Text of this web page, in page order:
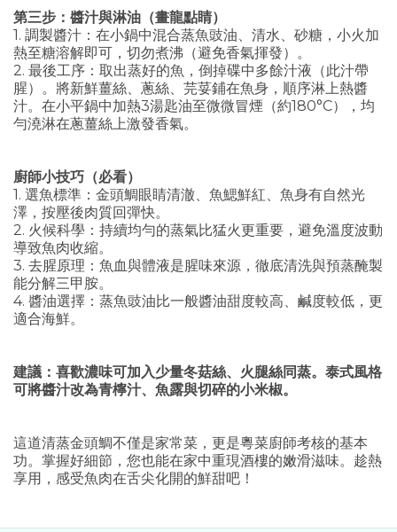
第三步：醬汁與淋油（畫龍點睛）
1. 調製醬汁：在小鍋中混合蒸魚豉油、清水、砂糖，小火加
熱至糖溶解即可，切勿煮沸（避免香氣揮發）。
2. 最後工序：取出蒸好的魚，倒掉碟中多餘汁液（此汁帶
腥）。將新鮮薑絲、蔥絲、芫荽鋪在魚身，順序淋上熱醬
汁。在小平鍋中加熱3湯匙油至微微冒煙（約180°C），均
勻澆淋在蔥薑絲上激發香氣。
廚師小技巧（必看）
1. 選魚標準：金頭鯛眼睛清澈、魚鰓鮮紅、魚身有自然光
澤，按壓後肉質回彈快。
2. 火候科學：持續均勻的蒸氣比猛火更重要，避免溫度波動
導致魚肉收縮。
3. 去腥原理：魚血與體液是腥味來源，徹底清洗與預蒸醃製
能分解三甲胺。
4. 醬油選擇：蒸魚豉油比一般醬油甜度較高、鹹度較低，更
適合海鮮。
建議：喜歡濃味可加入少量冬菇絲、火腿絲同蒸。泰式風格
可將醬汁改為青檸汁、魚露與切碎的小米椒。
這道清蒸金頭鯛不僅是家常菜，更是粵菜廚師考核的基本
功。掌握好細節，您也能在家中重現酒樓的嫩滑滋味。趁熱
享用，感受魚肉在舌尖化開的鮮甜吧！